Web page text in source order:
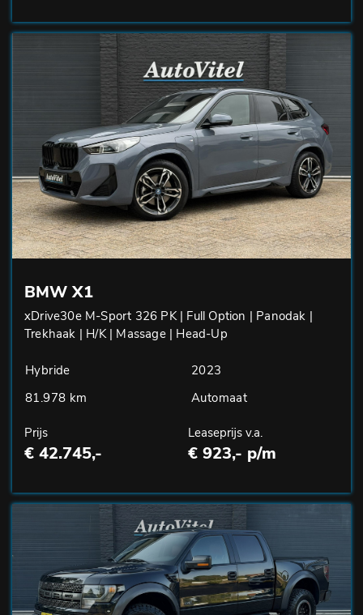
BMW X1
xDrive30e M-Sport 326 PK | Full Option | Panodak |
Trekhaak | H/K | Massage | Head-Up
Hybride
2023
81.978 km
Automaat
Prijs
€ 42.745,-
Leaseprijs v.a.
€ 923,- p/m